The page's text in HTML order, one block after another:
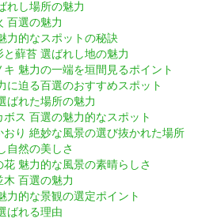
れし場所の魅力
百選の魅力
力的なスポットの秘訣
蘚苔 選ばれし地の魅力
魅力の一端を垣間見るポイント
に迫る百選のおすすめスポット
ばれた場所の魅力
ス 百選の魅力的なスポット
り 絶妙な風景の選び抜かれた場所
自然の美しさ
魅力的な風景の素晴らしさ
百選の魅力
力的な景観の選定ポイント
ばれる理由